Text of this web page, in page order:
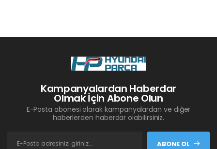
Kampanyalardan Haberdar
Olmak İçin Abone Olun
E-Posta abonesi olarak kampanyalardan ve diğer
haberlerden haberdar olabilirsiniz.
ABONE OL